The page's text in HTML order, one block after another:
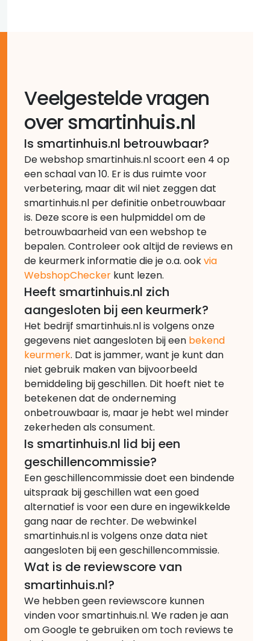
Veelgestelde vragen
over smartinhuis.nl
Is smartinhuis.nl betrouwbaar?
De webshop smartinhuis.nl scoort een 4 op
een schaal van 10. Er is dus ruimte voor
verbetering, maar dit wil niet zeggen dat
smartinhuis.nl per definitie onbetrouwbaar
is. Deze score is een hulpmiddel om de
betrouwbaarheid van een webshop te
bepalen. Controleer ook altijd de reviews en
de keurmerk informatie die je o.a. ookvia
WebshopChecker kunt lezen.
Heeft smartinhuis.nl zich
aangesloten bij een keurmerk?
Het bedrijf smartinhuis.nl is volgens onze
gegevens niet aangesloten bij een bekend
keurmerk. Dat is jammer, want je kunt dan
niet gebruik maken van bijvoorbeeld
bemiddeling bij geschillen. Dit hoeft niet te
betekenen dat de onderneming
onbetrouwbaar is, maar je hebt wel minder
zekerheden als consument.
Is smartinhuis.nl lid bij een
geschillencommissie?
Een geschillencommissie doet een bindende
uitspraak bij geschillen wat een goed
alternatief is voor een dure en ingewikkelde
gang naar de rechter. De webwinkel
smartinhuis.nl is volgens onze data niet
aangesloten bij een geschillencommissie.
Wat is de reviewscore van
smartinhuis.nl?
We hebben geen reviewscore kunnen
vinden voor smartinhuis.nl. We raden je aan
om Google te gebruiken om toch reviews te